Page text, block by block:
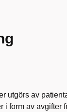
utgörs av
form av avgifter